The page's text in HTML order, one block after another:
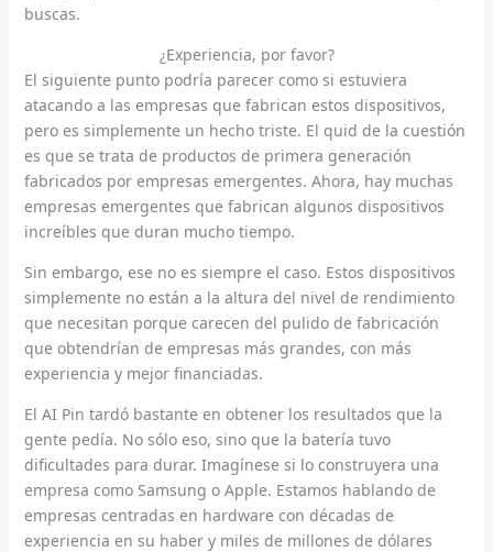
buscas.
¿Experiencia, por favor?
El siguiente punto podría parecer como si estuviera
atacando a las empresas que fabrican estos dispositivos,
pero es simplemente un hecho triste. El quid de la cuestión
es que se trata de productos de primera generación
fabricados por empresas emergentes. Ahora, hay muchas
empresas emergentes que fabrican algunos dispositivos
increíbles que duran mucho tiempo.
Sin embargo, ese no es siempre el caso. Estos dispositivos
simplemente no están a la altura del nivel de rendimiento
que necesitan porque carecen del pulido de fabricación
que obtendrían de empresas más grandes, con más
experiencia y mejor financiadas.
El AI Pin tardó bastante en obtener los resultados que la
gente pedía. No sólo eso, sino que la batería tuvo
dificultades para durar. Imagínese si lo construyera una
empresa como Samsung o Apple. Estamos hablando de
empresas centradas en hardware con décadas de
experiencia en su haber y miles de millones de dólares